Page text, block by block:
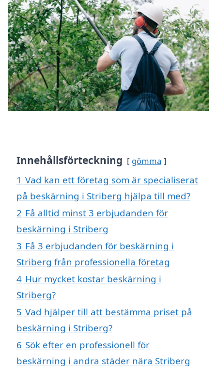
Innehållsförteckning gömma
1 Vad kan ett företag som är specialiserat
på beskärning i Striberg hjälpa till med?
2 Få alltid minst 3 erbjudanden för
beskärning i Striberg
3 Få 3 erbjudanden för beskärning i
Striberg från professionella företag
4 Hur mycket kostar beskärning i
Striberg?
5 Vad hjälper till att bestämma priset på
beskärning i Striberg?
6 Sök efter en professionell för
beskärning i andra städer nära Striberg